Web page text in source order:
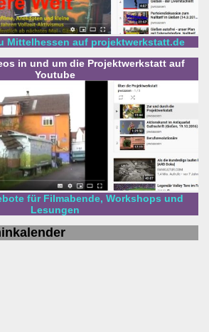
Mittelhessen auf projektwerkstatt.de
in und um die Projektwerkstatt auf
Youtube
für Filmabende, Workshops und
Lesungen